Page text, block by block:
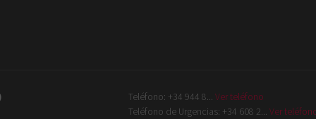
Teléfono: +34 944 8...Ver teléfono
Teléfono de Urgencias: +34 608 2...Ver